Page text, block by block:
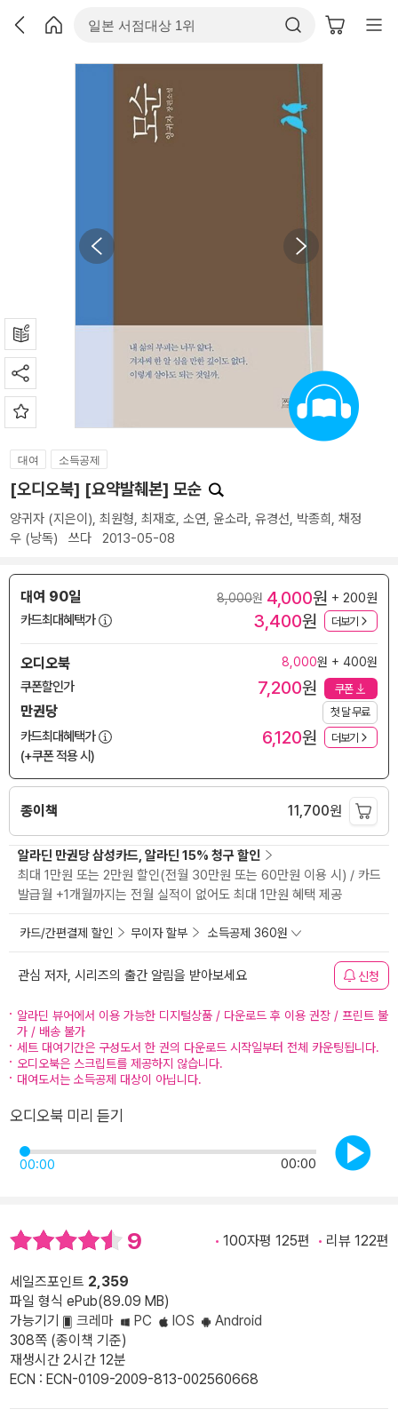
대여 소득공제
[오디오북] [요약발췌본] 모순
양귀자 (지은이), 최원형, 최재호, 소연, 윤소라, 유경선, 박종희 , 채정
우 (낭독) 쓰다 2013-05-08
대여 90일 8,000원 4,000원 + 200원
카드최대혜택가
3,400원 더보기
오디오북 8,000원 + 400원
쿠폰할인가 7,200원 쿠폰
만권당 첫 달 무료
카드최대혜택가
(+쿠폰 적용 시)
6,120원 더보기
종이책 11,700원
알라딘 만권당 삼성카드, 알라딘 15% 청구 할인
최대 1만원 또는 2만원 할인(전월 30만원 또는 60만원 이용 시) / 카드
발급월 +1개월까지는 전월 실적이 없어도 최대 1만원 혜택 제공
카드/간편결제 할인 무이자 할부 소득공제 360원
관심 저자, 시리즈의 출간 알림을 받아보세요 신청
알라딘 뷰어에서 이용 가능한 디지털상품 / 다운로드 후 이용 권장 / 프린트 불
가 / 배송 불가
세트 대여기간은 구성도서 한 권의 다운로드 시작일부터 전체 카운팅됩니다.
오디오북은 스크립트를 제공하지 않습니다.
대여도서는 소득공제 대상이 아닙니다.
오디오북 미리 듣기
00:00 00:00
9 100자평 125편 리뷰 122편
세일즈포인트 2,359
파일 형식 ePub(89.09 MB)
가능기기
크레마 PC IOS
Android
308쪽 (종이책 기준)
재생시간 2시간 12분
ECN : ECN-0109-2009-813-002560668